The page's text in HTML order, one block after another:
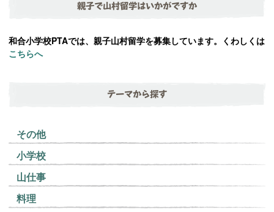
親子で山村留学はいかがですか
和合小学校PTAでは、親子山村留学を募集しています。くわしくは
こちらへ
テーマから探す
その他
小学校
山仕事
料理